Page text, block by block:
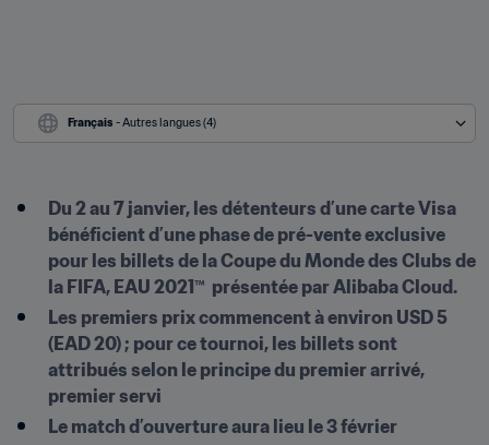
Français - Autres langues (4)
Du 2 au 7 janvier, les détenteurs d’une carte Visa
bénéficient d’une phase de pré-vente exclusive
pour les billets de la Coupe du Monde des Clubs de
la FIFA, EAU 2021™  présentée par Alibaba Cloud.
Les premiers prix commencent à environ USD 5
(EAD 20) ; pour ce tournoi, les billets sont
attribués selon le principe du premier arrivé,
premier servi
Le match d’ouverture aura lieu le 3 février